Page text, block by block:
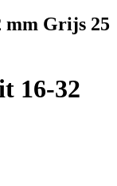
mm Grijs 25
16-32